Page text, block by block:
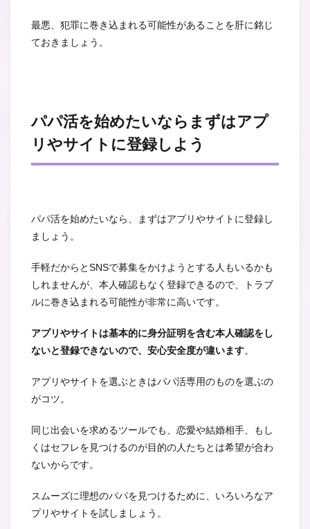
最悪、犯罪に巻き込まれる可能性があることを肝に銘じ
ておきましょう。
パパ活を始めたいならまずはアプ
リやサイトに登録しよう
パパ活を始めたいなら、まずはアプリやサイトに登録し
ましょう。
手軽だからとSNSで募集をかけようとする人もいるかも
しれませんが、本人確認もなく登録できるので、トラブ
ルに巻き込まれる可能性が非常に高いです。
アプリやサイトは基本的に身分証明を含む本人確認をし
ないと登録できないので、安心安全度が違います。
アプリやサイトを選ぶときはパパ活専用のものを選ぶの
がコツ。
同じ出会いを求めるツールでも、恋愛や結婚相手、もし
くはセフレを見つけるのが目的の人たちとは希望が合わ
ないからです。
スムーズに理想のパパを見つけるために、いろいろなア
プリやサイトを試しましょう。